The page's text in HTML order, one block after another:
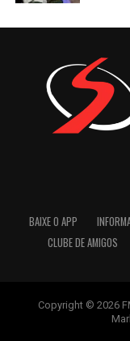
BAIXE O APP
CLUBE DE AMIGOS
Copyright © 2026